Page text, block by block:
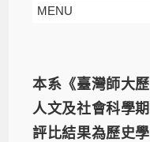
MENU
本系《臺灣師大
人文及社會科學
評比結果為歷史